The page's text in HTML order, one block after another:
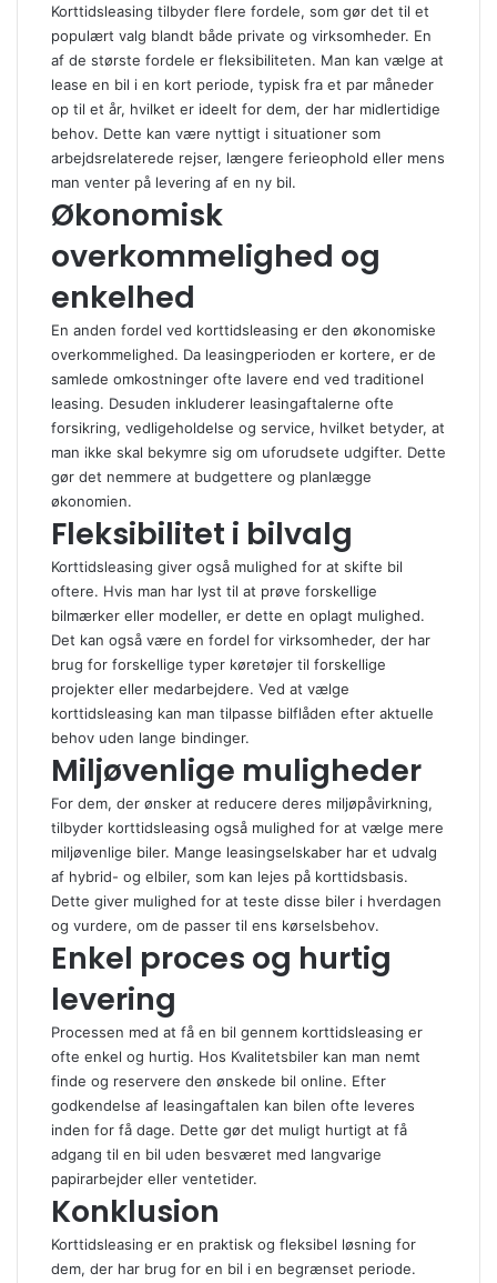
Korttidsleasing tilbyder flere fordele, som gør det til et
populært valg blandt både private og virksomheder. En
af de største fordele er fleksibiliteten. Man kan vælge at
lease en bil i en kort periode, typisk fra et par måneder
op til et år, hvilket er ideelt for dem, der har midlertidige
behov. Dette kan være nyttigt i situationer som
arbejdsrelaterede rejser, længere ferieophold eller mens
man venter på levering af en ny bil.
Økonomisk
overkommelighed og
enkelhed
En anden fordel ved korttidsleasing er den økonomiske
overkommelighed. Da leasingperioden er kortere, er de
samlede omkostninger ofte lavere end ved traditionel
leasing. Desuden inkluderer leasingaftalerne ofte
forsikring, vedligeholdelse og service, hvilket betyder, at
man ikke skal bekymre sig om uforudsete udgifter. Dette
gør det nemmere at budgettere og planlægge
økonomien.
Fleksibilitet i bilvalg
Korttidsleasing giver også mulighed for at skifte bil
oftere. Hvis man har lyst til at prøve forskellige
bilmærker eller modeller, er dette en oplagt mulighed.
Det kan også være en fordel for virksomheder, der har
brug for forskellige typer køretøjer til forskellige
projekter eller medarbejdere. Ved at vælge
korttidsleasing kan man tilpasse bilflåden efter aktuelle
behov uden lange bindinger.
Miljøvenlige muligheder
For dem, der ønsker at reducere deres miljøpåvirkning,
tilbyder korttidsleasing også mulighed for at vælge mere
miljøvenlige biler. Mange leasingselskaber har et udvalg
af hybrid- og elbiler, som kan lejes på korttidsbasis.
Dette giver mulighed for at teste disse biler i hverdagen
og vurdere, om de passer til ens kørselsbehov.
Enkel proces og hurtig
levering
Processen med at få en bil gennem korttidsleasing er
ofte enkel og hurtig. Hos Kvalitetsbiler kan man nemt
finde og reservere den ønskede bil online. Efter
godkendelse af leasingaftalen kan bilen ofte leveres
inden for få dage. Dette gør det muligt hurtigt at få
adgang til en bil uden besværet med langvarige
papirarbejder eller ventetider.
Konklusion
Korttidsleasing er en praktisk og fleksibel løsning for
dem, der har brug for en bil i en begrænset periode.